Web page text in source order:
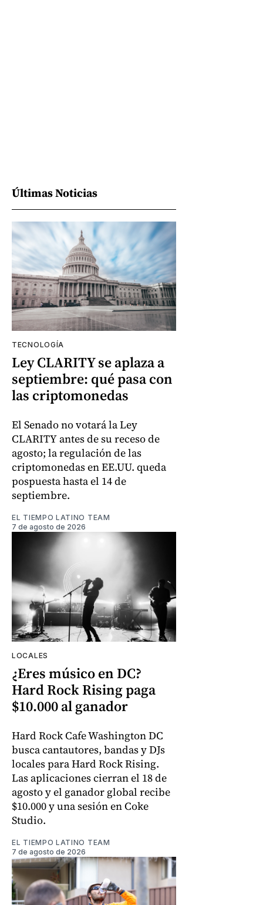
Últimas Noticias
TECNOLOGÍA
Ley CLARITY se aplaza a
septiembre: qué pasa con
las criptomonedas
El Senado no votará la Ley
CLARITY antes de su receso de
agosto; la regulación de las
criptomonedas en EE.UU. queda
pospuesta hasta el 14 de
septiembre.
EL TIEMPO LATINO TEAM
7 de agosto de 2026
LOCALES
¿Eres músico en DC?
Hard Rock Rising paga
$10.000 al ganador
Hard Rock Cafe Washington DC
busca cantautores, bandas y DJs
locales para Hard Rock Rising.
Las aplicaciones cierran el 18 de
agosto y el ganador global recibe
$10.000 y una sesión en Coke
Studio.
EL TIEMPO LATINO TEAM
7 de agosto de 2026